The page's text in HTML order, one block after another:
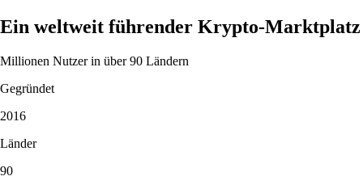
Ein weltweit führender Krypto-Marktplatz
Millionen Nutzer in über 90 Ländern
Gegründet
2016
Länder
90